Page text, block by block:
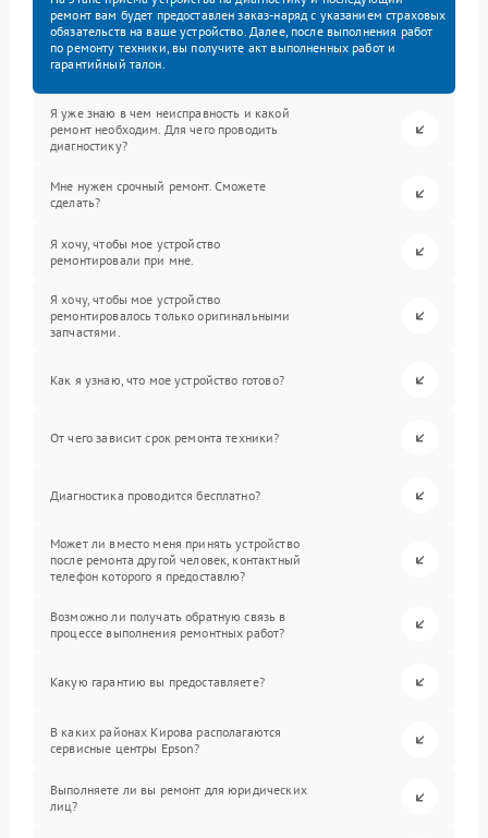
ремонт вам будет предоставлен заказ-наряд с указанием страховых
обязательств на ваше устройство. Далее, после выполнения работ
по ремонту техники, вы получите акт выполненных работ и
гарантийный талон.
Я уже знаю в чем неисправность и какой
ремонт необходим. Для чего проводить
диагностику?
Мне нужен срочный ремонт. Сможете
сделать?
Я хочу, чтобы мое устройство
ремонтировали при мне.
Я хочу, чтобы мое устройство
ремонтировалось только оригинальными
запчастями.
Как я узнаю, что мое устройство готово?
От чего зависит срок ремонта техники?
Диагностика проводится бесплатно?
Может ли вместо меня принять устройство
после ремонта другой человек, контактный
телефон которого я предоставлю?
Возможно ли получать обратную связь в
процессе выполнения ремонтных работ?
Какую гарантию вы предоставляете?
В каких районах Кирова располагаются
сервисные центры Epson?
Выполняете ли вы ремонт для юридических
лиц?